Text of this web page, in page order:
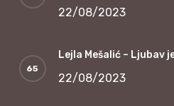
22/08/2023
Lejla Mešalić – Ljubav
22/08/2023